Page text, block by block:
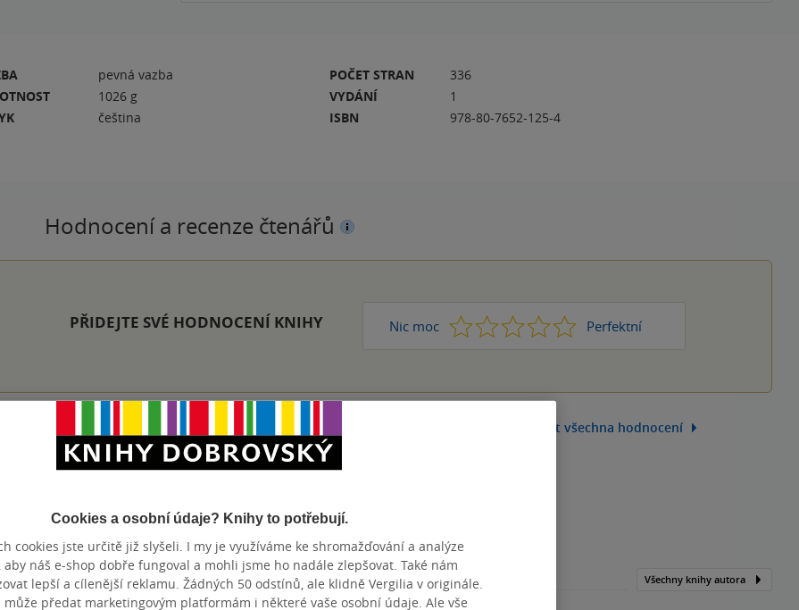
pevná vazba
1026 g
čeština
POČET STRAN
336
VYDÁNÍ
1
ISBN
978-80-7652-125-4
Hodnocení a recenze čtenářů
PŘIDEJTE SVÉ HODNOCENÍ KNIHY Nic moc 1 2 3 4 Perfektní
5
Zobrazit všechna hodnocení
Všechny knihy autora
Cookies a osobní údaje? Knihy to potřebují.
cookies jste určitě již slyšeli. I my je využíváme ke shromažďování a analýze
náš e-shop dobře fungoval a mohli jsme ho nadále zlepšovat. Také nám
lepší a cílenější reklamu. Žádných 50 odstínů, ale klidně Vergilia v originále.
může předat marketingovým platformám i některé vaše osobní údaje. Ale vše